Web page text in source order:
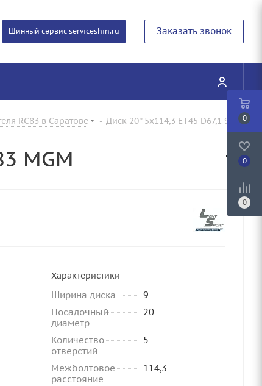
Шинный сервис serviceshin.ru Заказать звонок
RC83 в Саратове - Диск 20'' 5x114,3 ET45 D67,1 9,0J
MGM
Характеристики
Ширина диска
9
Посадочный
диаметр
20
Количество
отверстий
5
Межболтовое
расстояние
114,3
0
0
0